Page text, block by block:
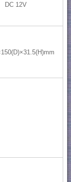
DC 12V